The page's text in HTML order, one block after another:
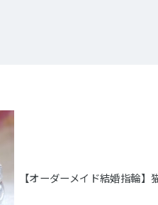
【オーダーメイド結婚指輪